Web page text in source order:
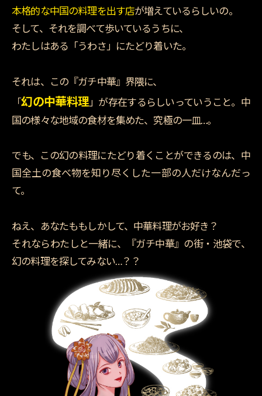
本格的な中国の料理を出す店が増えているらしいの。
そして、それを調べて歩いているうちに、
わたしはある「うわさ」にたどり着いた。
それは、この『ガチ中華』界隈に、
「幻の中華料理」が存在するらしいっていうこと。 中
国の様々な地域の食材を集めた、究極の一皿…。
でも、この幻の料理にたどり着くことができるのは、 中
国全土の食べ物を知り尽くした一部の人だけなんだっ
て。
ねえ、あなたももしかして、中華料理がお好き？
それならわたしと一緒に、『ガチ中華』の街・ 池袋で、
幻の料理を探してみない…？？